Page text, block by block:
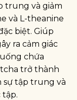
trung và giảm
và L-theanine
biệt. Giúp
ra cảm giác
chứa
trở thành
sự tập trung và
tập.